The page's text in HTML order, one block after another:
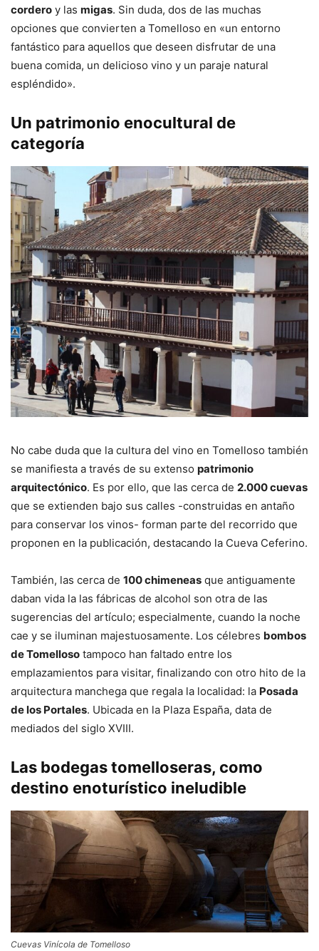
cordero y las migas. Sin duda, dos de las muchas
opciones que convierten a Tomelloso en «un entorno
fantástico para aquellos que deseen disfrutar de una
buena comida, un delicioso vino y un paraje natural
espléndido».
Un patrimonio enocultural de
categoría
No cabe duda que la cultura del vino en Tomelloso también
se manifiesta a través de su extenso patrimonio
arquitectónico. Es por ello, que las cerca de 2.000 cuevas
que se extienden bajo sus calles -construidas en antaño
para conservar los vinos- forman parte del recorrido que
proponen en la publicación, destacando la Cueva Ceferino.
También, las cerca de 100 chimeneas que antiguamente
daban vida la las fábricas de alcohol son otra de las
sugerencias del artículo; especialmente, cuando la noche
cae y se iluminan majestuosamente. Los célebres bombos
de Tomelloso tampoco han faltado entre los
emplazamientos para visitar, finalizando con otro hito de la
arquitectura manchega que regala la localidad: la Posada
de los Portales. Ubicada en la Plaza España, data de
mediados del siglo XVIII.
Las bodegas tomelloseras, como
destino enoturístico ineludible
Cuevas Vinícola de Tomelloso